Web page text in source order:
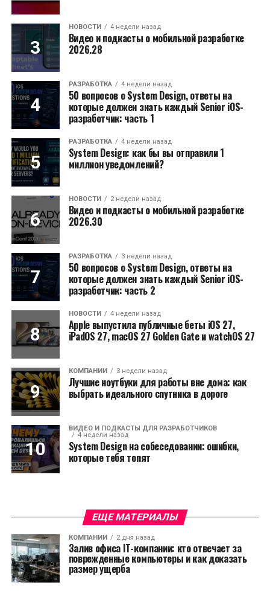
НОВОСТИ 4 недели назад
Видео и подкасты о мобильной разработке
2026.28
РАЗРАБОТКА 4 недели назад
50 вопросов о System Design, ответы на
которые должен знать каждый Senior iOS-
разработчик: часть 1
РАЗРАБОТКА 4 недели назад
System Design: как бы вы отправили 1
миллион уведомлений?
НОВОСТИ 2 недели назад
Видео и подкасты о мобильной разработке
2026.30
РАЗРАБОТКА 3 недели назад
50 вопросов о System Design, ответы на
которые должен знать каждый Senior iOS-
разработчик: часть 2
НОВОСТИ 4 недели назад
Apple выпустила публичные беты iOS 27,
iPadOS 27, macOS 27 Golden Gate и watchOS 27
КОМПАНИИ 3 недели назад
Лучшие ноутбуки для работы вне дома: как
выбрать идеального спутника в дороге
ВИДЕО И ПОДКАСТЫ ДЛЯ РАЗРАБОТЧИКОВ
4 недели назад
System Design на собеседовании: ошибки,
которые тебя топят
ЕЩЕ МАТЕРИАЛЫ
КОМПАНИИ 2 дня назад
Залив офиса IT-компании: кто отвечает за
поврежденные компьютеры и как доказать
размер ущерба